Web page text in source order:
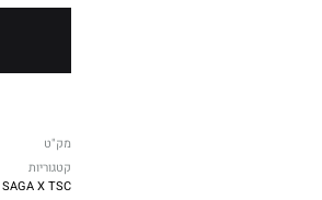
מק"ט
קטגוריות
SAGA X TSC